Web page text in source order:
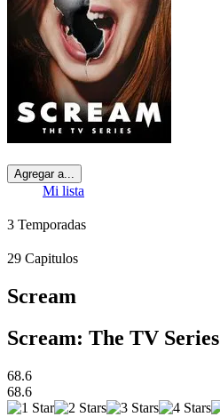
Agregar a...
Mi lista
3 Temporadas
29 Capitulos
Scream
Scream: The TV Series
68.6
68.6